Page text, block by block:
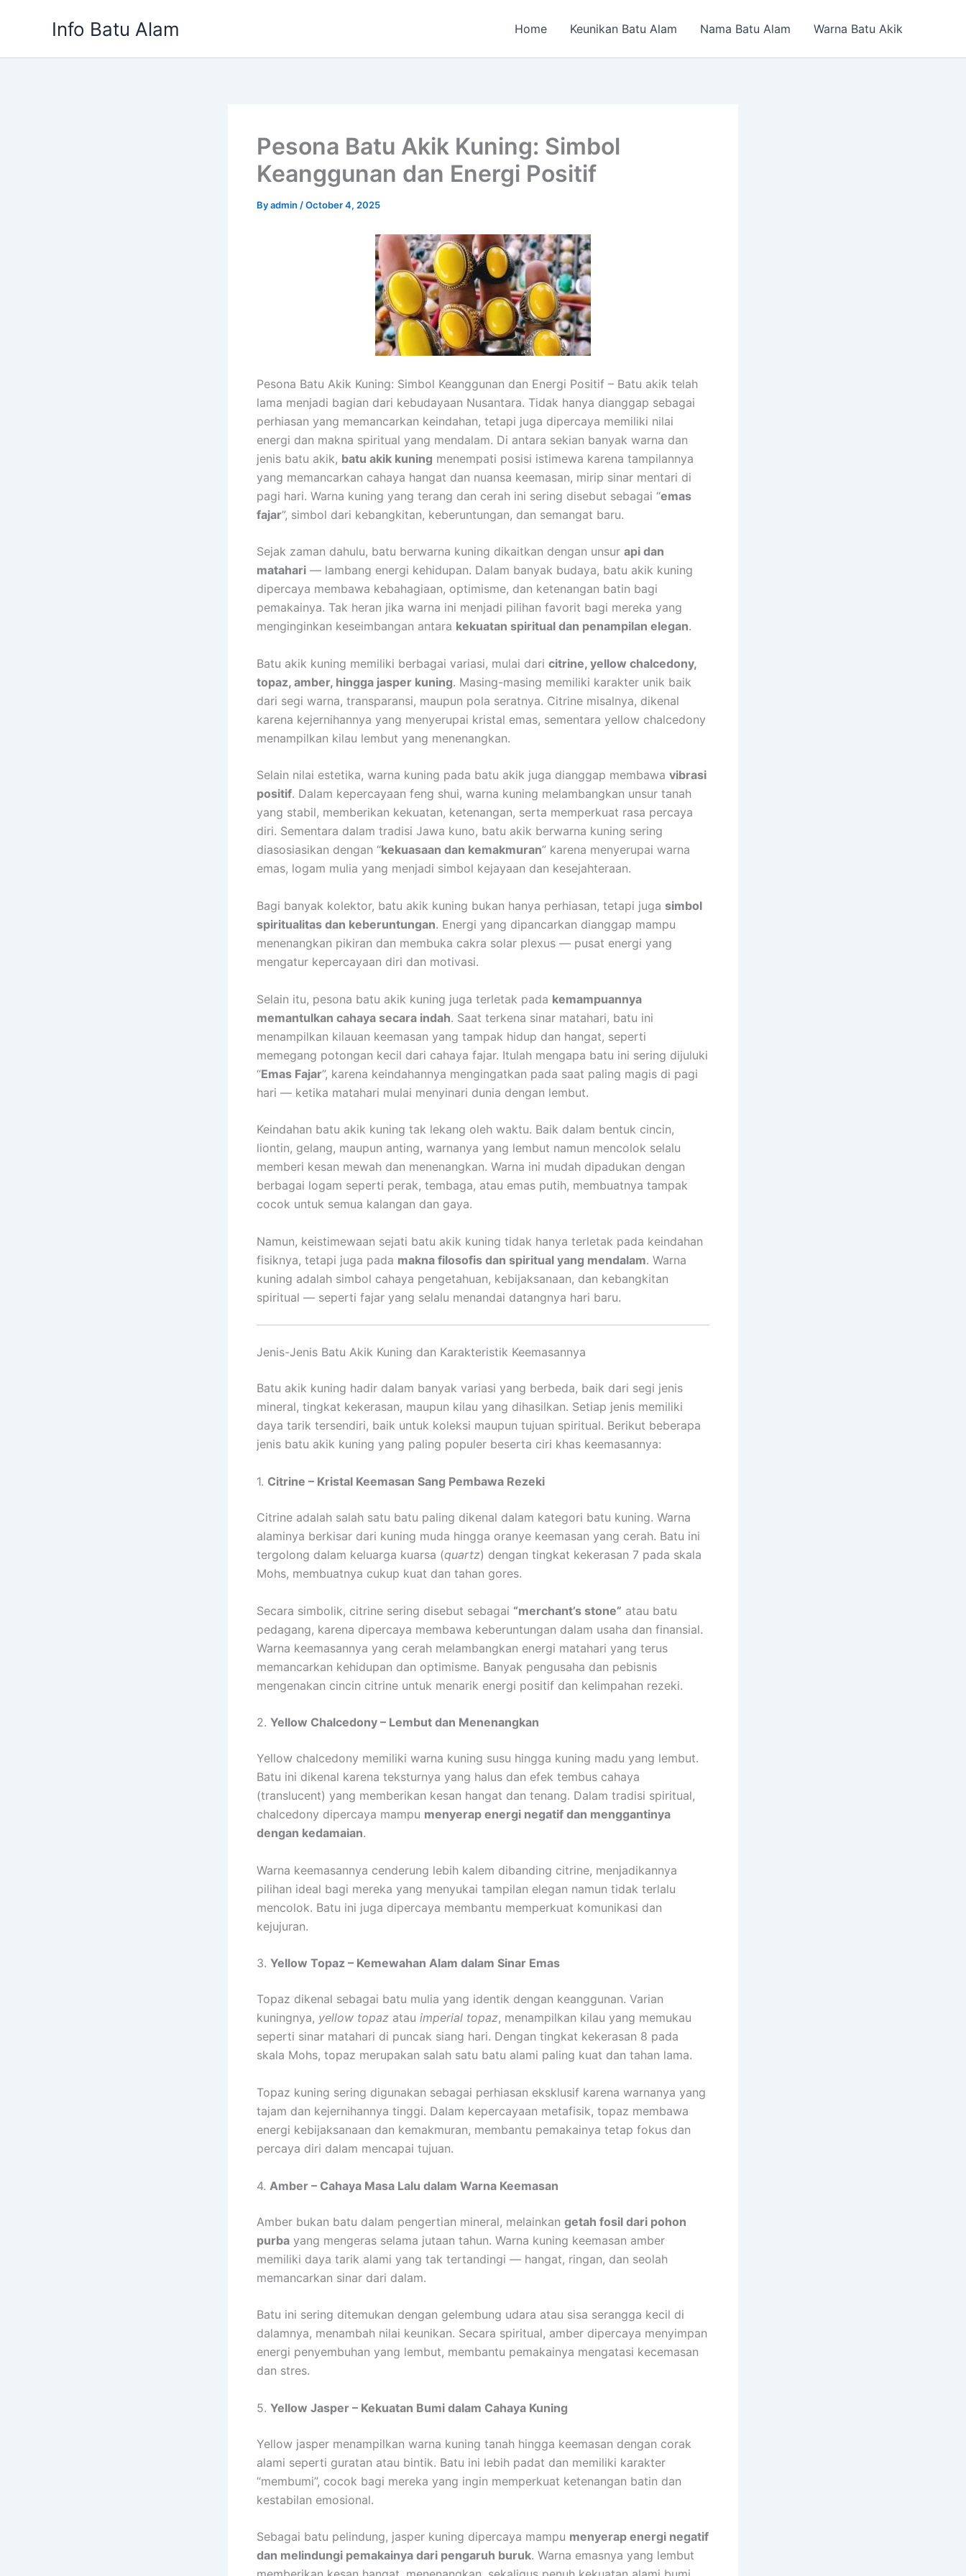
Info Batu Alam Home Keunikan Batu Alam Nama Batu Alam Warna Batu Akik
Pesona Batu Akik Kuning: Simbol
Keanggunan dan Energi Positif
Byadmin /October 4, 2025
Pesona Batu Akik Kuning: Simbol Keanggunan dan Energi Positif – Batu akik telah
lama menjadi bagian dari kebudayaan Nusantara. Tidak hanya dianggap sebagai
perhiasan yang memancarkan keindahan, tetapi juga dipercaya memiliki nilai
energi dan makna spiritual yang mendalam. Di antara sekian banyak warna dan
jenis batu akik, batu akik kuning menempati posisi istimewa karena tampilannya
yang memancarkan cahaya hangat dan nuansa keemasan, mirip sinar mentari di
pagi hari. Warna kuning yang terang dan cerah ini sering disebut sebagai “emas
fajar”, simbol dari kebangkitan, keberuntungan, dan semangat baru.
Sejak zaman dahulu, batu berwarna kuning dikaitkan dengan unsur api dan
matahari — lambang energi kehidupan. Dalam banyak budaya, batu akik kuning
dipercaya membawa kebahagiaan, optimisme, dan ketenangan batin bagi
pemakainya. Tak heran jika warna ini menjadi pilihan favorit bagi mereka yang
menginginkan keseimbangan antara kekuatan spiritual dan penampilan elegan.
Batu akik kuning memiliki berbagai variasi, mulai dari citrine, yellow chalcedony,
topaz, amber, hingga jasper kuning. Masing-masing memiliki karakter unik baik
dari segi warna, transparansi, maupun pola seratnya. Citrine misalnya, dikenal
karena kejernihannya yang menyerupai kristal emas, sementara yellow chalcedony
menampilkan kilau lembut yang menenangkan.
Selain nilai estetika, warna kuning pada batu akik juga dianggap membawa vibrasi
positif. Dalam kepercayaan feng shui, warna kuning melambangkan unsur tanah
yang stabil, memberikan kekuatan, ketenangan, serta memperkuat rasa percaya
diri. Sementara dalam tradisi Jawa kuno, batu akik berwarna kuning sering
diasosiasikan dengan “kekuasaan dan kemakmuran” karena menyerupai warna
emas, logam mulia yang menjadi simbol kejayaan dan kesejahteraan.
Bagi banyak kolektor, batu akik kuning bukan hanya perhiasan, tetapi juga simbol
spiritualitas dan keberuntungan. Energi yang dipancarkan dianggap mampu
menenangkan pikiran dan membuka cakra solar plexus — pusat energi yang
mengatur kepercayaan diri dan motivasi.
Selain itu, pesona batu akik kuning juga terletak pada kemampuannya
memantulkan cahaya secara indah. Saat terkena sinar matahari, batu ini
menampilkan kilauan keemasan yang tampak hidup dan hangat, seperti
memegang potongan kecil dari cahaya fajar. Itulah mengapa batu ini sering dijuluki
“Emas Fajar”, karena keindahannya mengingatkan pada saat paling magis di pagi
hari — ketika matahari mulai menyinari dunia dengan lembut.
Keindahan batu akik kuning tak lekang oleh waktu. Baik dalam bentuk cincin,
liontin, gelang, maupun anting, warnanya yang lembut namun mencolok selalu
memberi kesan mewah dan menenangkan. Warna ini mudah dipadukan dengan
berbagai logam seperti perak, tembaga, atau emas putih, membuatnya tampak
cocok untuk semua kalangan dan gaya.
Namun, keistimewaan sejati batu akik kuning tidak hanya terletak pada keindahan
fisiknya, tetapi juga pada makna filosofis dan spiritual yang mendalam. Warna
kuning adalah simbol cahaya pengetahuan, kebijaksanaan, dan kebangkitan
spiritual — seperti fajar yang selalu menandai datangnya hari baru.
Jenis-Jenis Batu Akik Kuning dan Karakteristik Keemasannya
Batu akik kuning hadir dalam banyak variasi yang berbeda, baik dari segi jenis
mineral, tingkat kekerasan, maupun kilau yang dihasilkan. Setiap jenis memiliki
daya tarik tersendiri, baik untuk koleksi maupun tujuan spiritual. Berikut beberapa
jenis batu akik kuning yang paling populer beserta ciri khas keemasannya:
1. Citrine – Kristal Keemasan Sang Pembawa Rezeki
Citrine adalah salah satu batu paling dikenal dalam kategori batu kuning. Warna
alaminya berkisar dari kuning muda hingga oranye keemasan yang cerah. Batu ini
tergolong dalam keluarga kuarsa (quartz) dengan tingkat kekerasan 7 pada skala
Mohs, membuatnya cukup kuat dan tahan gores.
Secara simbolik, citrine sering disebut sebagai “merchant’s stone” atau batu
pedagang, karena dipercaya membawa keberuntungan dalam usaha dan finansial.
Warna keemasannya yang cerah melambangkan energi matahari yang terus
memancarkan kehidupan dan optimisme. Banyak pengusaha dan pebisnis
mengenakan cincin citrine untuk menarik energi positif dan kelimpahan rezeki.
2. Yellow Chalcedony – Lembut dan Menenangkan
Yellow chalcedony memiliki warna kuning susu hingga kuning madu yang lembut.
Batu ini dikenal karena teksturnya yang halus dan efek tembus cahaya
(translucent) yang memberikan kesan hangat dan tenang. Dalam tradisi spiritual,
chalcedony dipercaya mampu menyerap energi negatif dan menggantinya
dengan kedamaian.
Warna keemasannya cenderung lebih kalem dibanding citrine, menjadikannya
pilihan ideal bagi mereka yang menyukai tampilan elegan namun tidak terlalu
mencolok. Batu ini juga dipercaya membantu memperkuat komunikasi dan
kejujuran.
3. Yellow Topaz – Kemewahan Alam dalam Sinar Emas
Topaz dikenal sebagai batu mulia yang identik dengan keanggunan. Varian
kuningnya, yellow topaz atau imperial topaz, menampilkan kilau yang memukau
seperti sinar matahari di puncak siang hari. Dengan tingkat kekerasan 8 pada
skala Mohs, topaz merupakan salah satu batu alami paling kuat dan tahan lama.
Topaz kuning sering digunakan sebagai perhiasan eksklusif karena warnanya yang
tajam dan kejernihannya tinggi. Dalam kepercayaan metafisik, topaz membawa
energi kebijaksanaan dan kemakmuran, membantu pemakainya tetap fokus dan
percaya diri dalam mencapai tujuan.
4. Amber – Cahaya Masa Lalu dalam Warna Keemasan
Amber bukan batu dalam pengertian mineral, melainkan getah fosil dari pohon
purba yang mengeras selama jutaan tahun. Warna kuning keemasan amber
memiliki daya tarik alami yang tak tertandingi — hangat, ringan, dan seolah
memancarkan sinar dari dalam.
Batu ini sering ditemukan dengan gelembung udara atau sisa serangga kecil di
dalamnya, menambah nilai keunikan. Secara spiritual, amber dipercaya menyimpan
energi penyembuhan yang lembut, membantu pemakainya mengatasi kecemasan
dan stres.
5. Yellow Jasper – Kekuatan Bumi dalam Cahaya Kuning
Yellow jasper menampilkan warna kuning tanah hingga keemasan dengan corak
alami seperti guratan atau bintik. Batu ini lebih padat dan memiliki karakter
“membumi”, cocok bagi mereka yang ingin memperkuat ketenangan batin dan
kestabilan emosional.
Sebagai batu pelindung, jasper kuning dipercaya mampu menyerap energi negatif
dan melindungi pemakainya dari pengaruh buruk. Warna emasnya yang lembut